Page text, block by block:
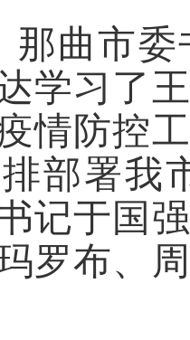
那曲市
学习了
情防控
部署我
记于国
罗布、